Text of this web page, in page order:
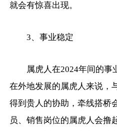
就会有惊喜出现。
3、事业稳定
属虎人在2024年间的
在外地发展的属虎人来说，
得到贵人的协助，牵线搭桥
员、销售岗位的属虎人会撸